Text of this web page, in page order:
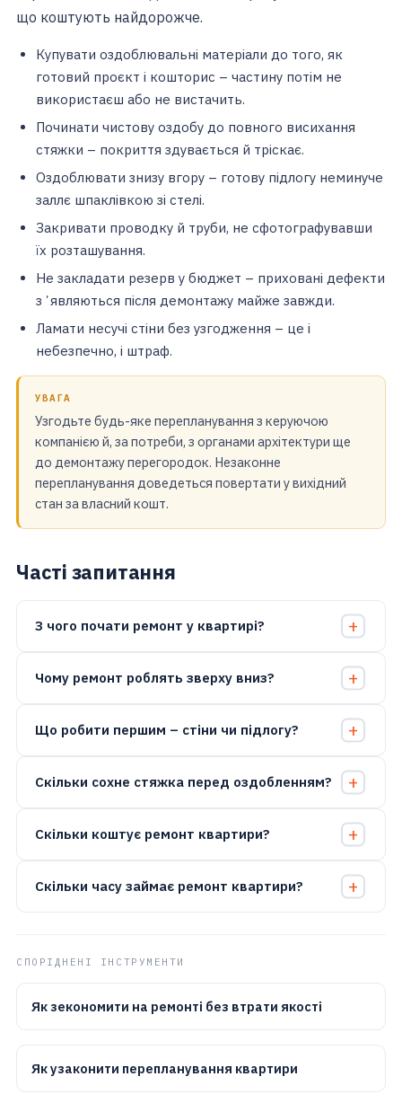
що коштують найдорожче.
Купувати оздоблювальні матеріали до того, як
готовий проєкт і кошторис – частину потім не
використаєш або не вистачить.
Починати чистову оздобу до повного висихання
стяжки – покриття здувається й тріскає.
Оздоблювати знизу вгору – готову підлогу неминуче
заллє шпаклівкою зі стелі.
Закривати проводку й труби, не сфотографувавши
їх розташування.
Не закладати резерв у бюджет – приховані дефекти
зʼявляються після демонтажу майже завжди.
Ламати несучі стіни без узгодження – це і
небезпечно, і штраф.
УВАГА
Узгодьте будь-яке перепланування з керуючою
компанією й, за потреби, з органами архітектури ще
до демонтажу перегородок. Незаконне
перепланування доведеться повертати у вихідний
стан за власний кошт.
Часті запитання
З чого почати ремонт у квартирі?
Чому ремонт роблять зверху вниз?
Що робити першим – стіни чи підлогу?
Скільки сохне стяжка перед оздобленням?
Скільки коштує ремонт квартири?
Скільки часу займає ремонт квартири?
СПОРІДНЕНІ ІНСТРУМЕНТИ
Як зекономити на ремонті без втрати якості
Як узаконити перепланування квартири